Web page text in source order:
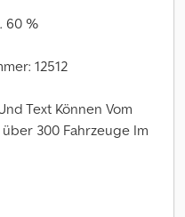
60 %
12512
Text Können Vom
300 Fahrzeuge Im